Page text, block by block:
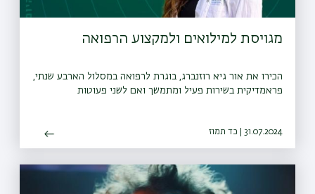
מגויסת למילואים ולמקצוע הרפואה
הכירו את אור גיא רוזנברג, בוגרת לרפואה במסלול הארבע שנתי,
פראמדיקית בשירות פעיל ומתמשך ואם לשני פעוטות
31.07.2024 | כד תמוז